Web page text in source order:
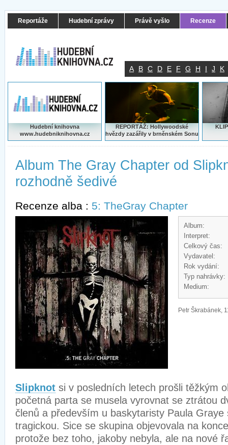
Reportáže Hudební zprávy Právě vyšlo Recenze
A B C D E F G H I J K
Hudební knihovna
www.hudebniknihovna.cz
REPORTÁŽ: Hollywoodské
hvězdy zazářily v brněnském Sonu
Album The Gray Chapter od
rozhodně šedivé
Recenze alba : 5: TheGray Chapter
Album:
Interpret:
Celkový čas:
Vydavatel:
Rok vydání:
Typ nahrávky:
Medium:
Petr Škrabánek,
Slipknot si v posledních letech prošli těžkým
početná parta se musela vyrovnat se ztrátou
členů a především u baskytaristy Paula Graye
tragickou. Sice se skupina objevovala na
protože bez toho, jakoby nebyla, ale na nové